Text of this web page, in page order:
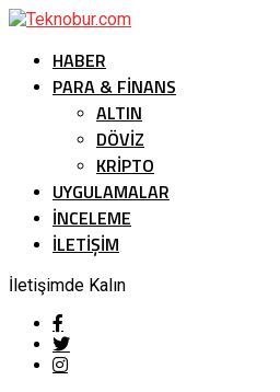
HABER
PARA & FINANS
ALTIN
DÖVIZ
KRIPTO
UYGULAMALAR
İNCELEME
İLETİŞİM
İletişimde Kalın